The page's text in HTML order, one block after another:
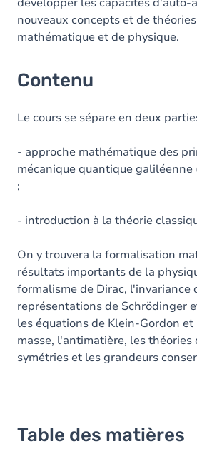
nouveaux concepts et de
mathématique et de physique.
Contenu
Le cours se sépare en deux
- approche mathématique des
mécanique quantique
;
- introduction à la théorie
On y trouvera la formalisation
résultats importants de la
formalisme de Dirac, l'invariance
représentations de Schrödinger
les équations de Klein-Gordon et
masse, l'antimatière, les théories
symétries et les grandeurs
Table des matières